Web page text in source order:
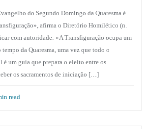
do Segundo Domingo da Quaresma é
afirma o Diretório Homilético (n.
com autoridade: «A Transfiguração ocupa um
da Quaresma, uma vez que todo o
é um guia que prepara o eleito entre os
os sacramentos de iniciação […]
read